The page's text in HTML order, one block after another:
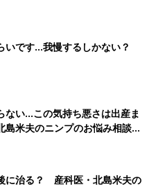
いです…我慢するしかない？
ない…この気持ち悪さは出産ま
島米夫のニンプのお悩み相談
に治る？ 産科医・北島米夫の